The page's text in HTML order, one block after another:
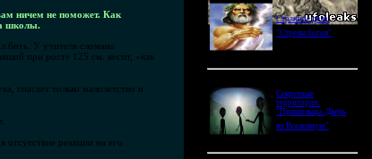
ничем не поможет. Как
школы.
бить. У учителя сломана
при росте 125 см. весит, «как
спасает только малолетство и
реакции на его
Странное дело.
"Стрелы богов"
Секретные
территории.
"Пришельцы. Дверь
во Вселенную"